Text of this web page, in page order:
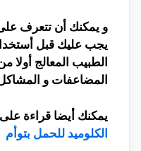
و يمكنك أن تتعرف
يجب عليك قبل
الطبيب المعالج
المضاعفات و
يمكنك أيضا قراءة
الكلوميد للحمل بتوأم